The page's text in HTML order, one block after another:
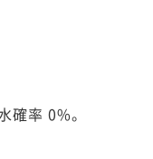
確率 0%。